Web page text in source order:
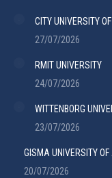
CITY UNIVERSITY
27/07/2026
RMIT UNIVERSITY
24/07/2026
WITTENBORG
23/07/2026
GISMA UNIVERSITY
20/07/2026